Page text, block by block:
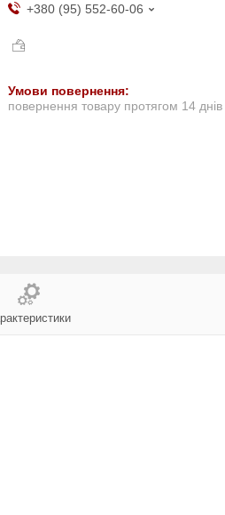
+380 (95) 552-60-06
повернення товару протягом 14 днів